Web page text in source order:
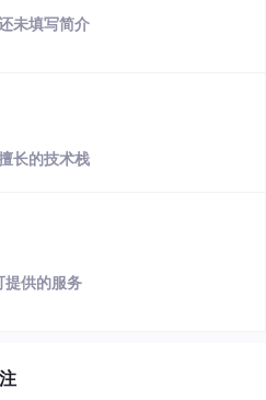
未填写简介
长的技术栈
提供的服务